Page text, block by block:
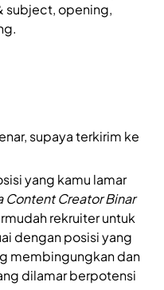
subject, opening,
supaya terkirim ke
yang kamu lamar
Content Creator Binar
rekruiter untuk
dengan posisi yang
membingungkan dan
dilamar berpotensi